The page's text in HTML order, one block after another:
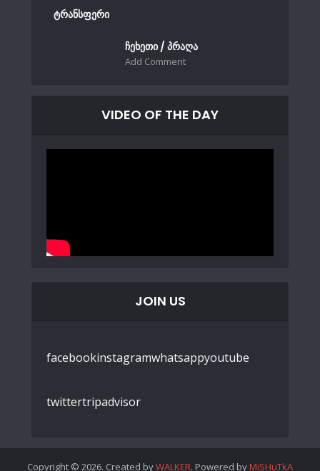
ტრანსფერი
ჩეხეთი / პრაღა
Add Comment
VIDEO OF THE DAY
JOIN US
facebookinstagramwhatsappyoutube
twittertripadvisor
Copyright © 2026. Created byWALKER. Powered byMiSHuTkA